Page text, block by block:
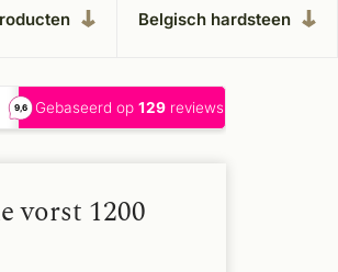
Belgisch hardsteen
vorst 1200